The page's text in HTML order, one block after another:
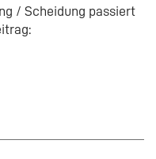
/ Scheidung passiert